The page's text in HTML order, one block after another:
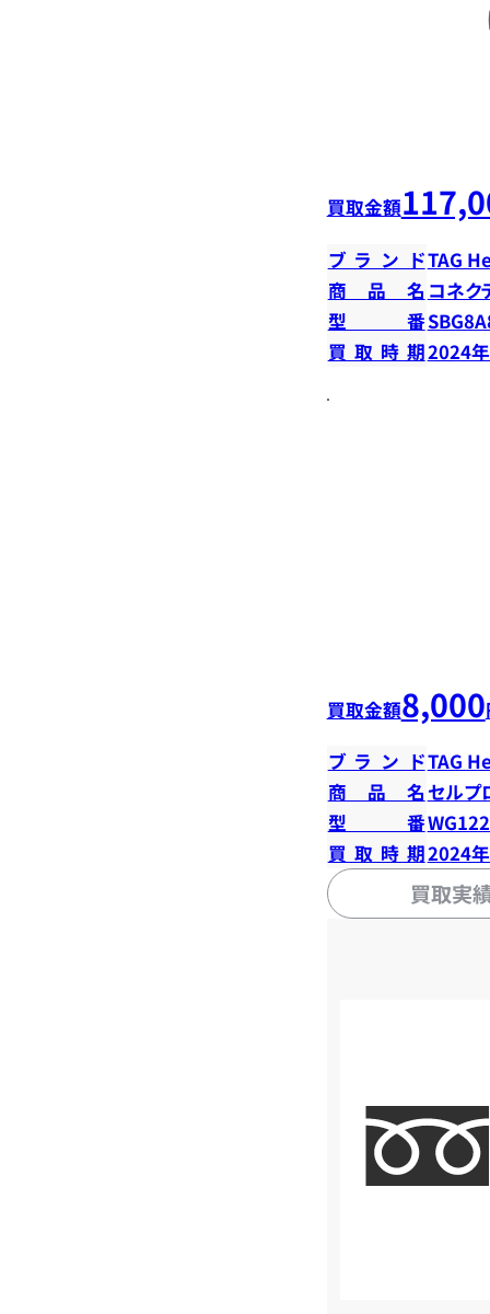
買取金額
ブランドTAG
商品名 コネク
型番
買取時期2024
買取金額8,000
ブランドTAG
商品名 セルプ
型番
買取時期2024
買取実